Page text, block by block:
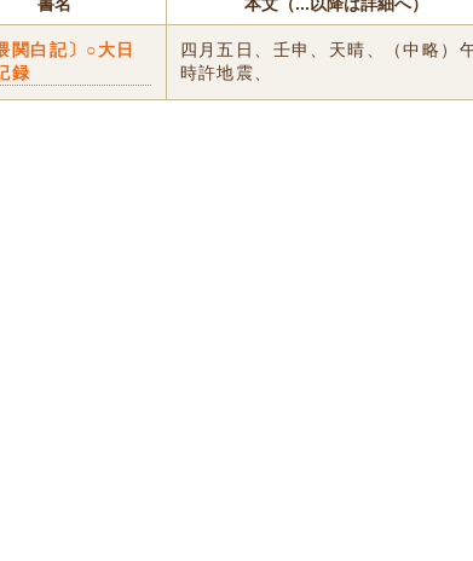
書名 本文（...以降は詳細へ）
関白記〕○大日
録
四月五日、壬申、天晴、（中略）
時許地震、